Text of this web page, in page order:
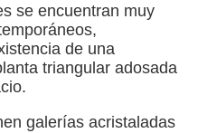
se encuentran muy
de una
triangular adosada
galerías acristaladas